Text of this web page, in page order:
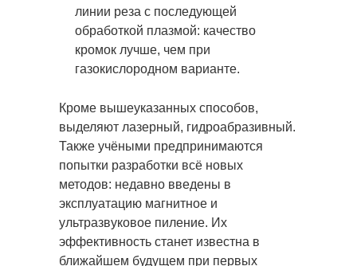
линии реза с последующей
обработкой плазмой: качество
кромок лучше, чем при
газокислородном варианте.
Кроме вышеуказанных способов,
выделяют лазерный, гидроабразивный.
Также учёными предпринимаются
попытки разработки всё новых
методов: недавно введены в
эксплуатацию магнитное и
ультразвуковое пиление. Их
эффективность станет известна в
ближайшем будущем при первых